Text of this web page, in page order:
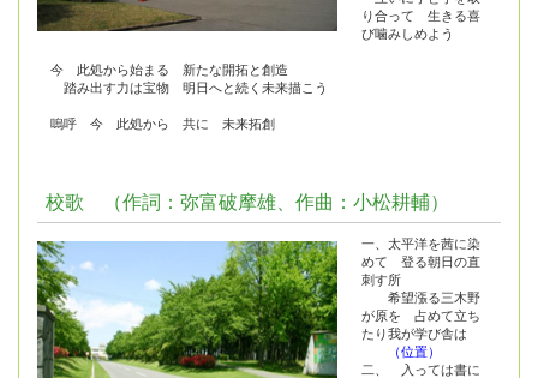
り合って 生きる喜
び噛みしめよう
今 此処から始まる 新たな開拓と創造
踏み出す力は宝物 明日へと続く未来描こう
嗚呼 今 此処から 共に 未来拓創
校歌 （作詞：弥富破摩雄、作曲：小松耕輔）
一、太平洋を茜に染
めて 登る朝日の直
刺す所
希望漲る三木野
が原を 占めて立ち
たり我が学び舎は
（位置）
二、 入っては書に